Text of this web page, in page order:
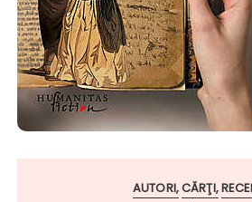
AUTORI CĂRŢI